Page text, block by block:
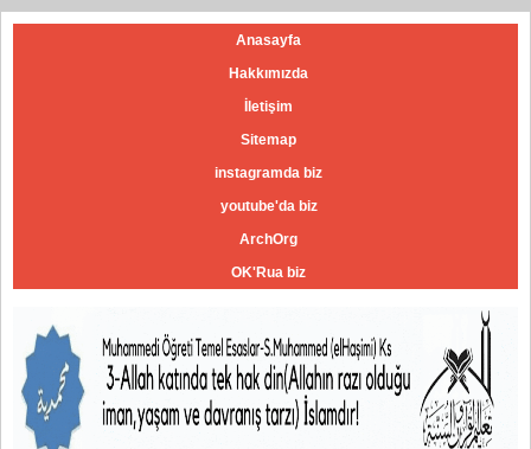
Anasayfa
Hakkımızda
İletişim
Sitemap
instagramda biz
youtube'da biz
ArchOrg
OK'Rua biz